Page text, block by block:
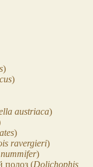
)
)
austriaca)
)
ravergieri)
)
полоз (Dolichophis